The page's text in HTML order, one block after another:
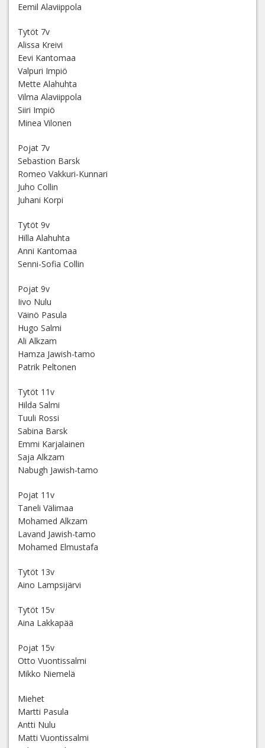
Eemil Alaviippola
Tytöt 7v
Alissa Kreivi
Eevi Kantomaa
Valpuri Impiö
Mette Alahuhta
Vilma Alaviippola
Siiri Impiö
Minea Vilonen
Pojat 7v
Sebastion Barsk
Romeo Vakkuri-Kunnari
Juho Collin
Juhani Korpi
Tytöt 9v
Hilla Alahuhta
Anni Kantomaa
Senni-Sofia Collin
Pojat 9v
Iivo Nulu
Väinö Pasula
Hugo Salmi
Ali Alkzam
Hamza Jawish-tamo
Patrik Peltonen
Tytöt 11v
Hilda Salmi
Tuuli Rossi
Sabina Barsk
Emmi Karjalainen
Saja Alkzam
Nabugh Jawish-tamo
Pojat 11v
Taneli Välimaa
Mohamed Alkzam
Lavand Jawish-tamo
Mohamed Elmustafa
Tytöt 13v
Aino Lampsijärvi
Tytöt 15v
Aina Lakkapää
Pojat 15v
Otto Vuontissalmi
Mikko Niemelä
Miehet
Martti Pasula
Antti Nulu
Matti Vuontissalmi